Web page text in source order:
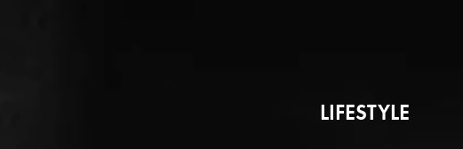
LIFESTYLE